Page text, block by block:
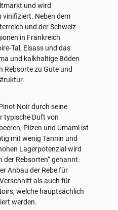
und wird
vinifiziert. Neben dem
und der Schweiz
in Frankreich
Tal, Elsass und das
und kalkhaltige Böden
Rebsorte zu Gute und
Noir durch seine
typische Duft von
Pilzen und Umami ist
mit wenig Tannin und
Lagerpotenzial wird
der Rebsorten“ genannt.
Anbau der Rebe für
als auch für
welche hauptsächlich
werden.